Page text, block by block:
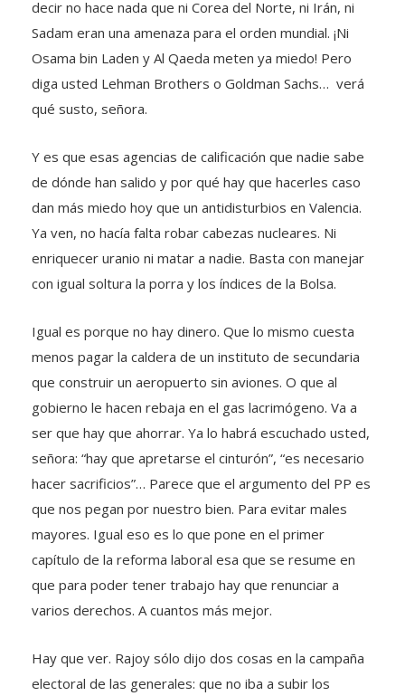
decir no hace nada que ni Corea del Norte, ni Irán, ni
Sadam eran una amenaza para el orden mundial. ¡Ni
Osama bin Laden y Al Qaeda meten ya miedo! Pero
diga usted Lehman Brothers o Goldman Sachs… verá
qué susto, señora.
Y es que esas agencias de calificación que nadie sabe
de dónde han salido y por qué hay que hacerles caso
dan más miedo hoy que un antidisturbios en Valencia.
Ya ven, no hacía falta robar cabezas nucleares. Ni
enriquecer uranio ni matar a nadie. Basta con manejar
con igual soltura la porra y los índices de la Bolsa.
Igual es porque no hay dinero. Que lo mismo cuesta
menos pagar la caldera de un instituto de secundaria
que construir un aeropuerto sin aviones. O que al
gobierno le hacen rebaja en el gas lacrimógeno. Va a
ser que hay que ahorrar. Ya lo habrá escuchado usted,
señora: “hay que apretarse el cinturón”, “es necesario
hacer sacrificios”… Parece que el argumento del PP es
que nos pegan por nuestro bien. Para evitar males
mayores. Igual eso es lo que pone en el primer
capítulo de la reforma laboral esa que se resume en
que para poder tener trabajo hay que renunciar a
varios derechos. A cuantos más mejor.
Hay que ver. Rajoy sólo dijo dos cosas en la campaña
electoral de las generales: que no iba a subir los